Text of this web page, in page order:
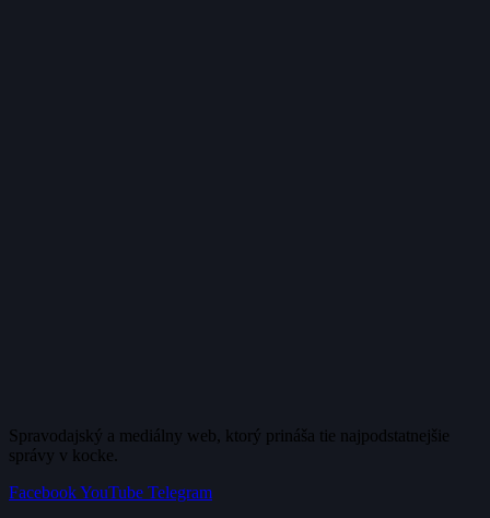
Spravodajský a mediálny web, ktorý prináša tie najpodstatnejšie
správy v kocke.
FacebookYouTube Telegram